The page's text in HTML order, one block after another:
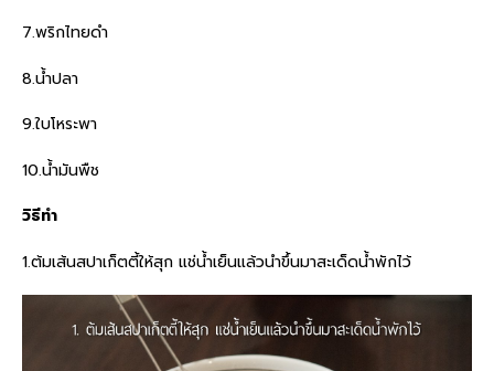
7.พริกไทยดำ
8.น้ำปลา
9.ใบโหระพา
10.น้ำมันพืช
วิธีทำ
1.ต้มเส้นสปาเก็ตตี้ให้สุก แช่น้ำเย็นแล้วนำขึ้นมาสะเด็ดน้ำพักไว้